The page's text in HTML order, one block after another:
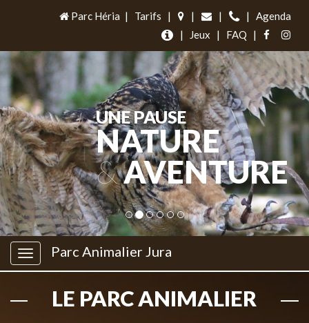
Parc Héria | Tarifs | | | |
Agenda
|
Jeux | FAQ |
UNE PAUSE
NATURE
&AVENTURE
Parc Animalier Jura
LE PARC ANIMALIER